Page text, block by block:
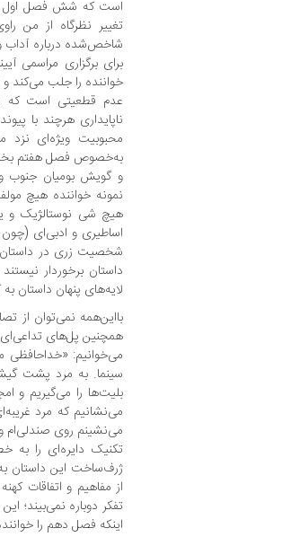
است که شش فصل اول و
تغییر نظرگاه از من
شاخص‌شده درباره‌
برای برگزاری مراسمی
خواننده را جلب می‌کند
عدم قطعیتی است که
ناپایداری هرچند با
محبوبیت ویژ‌ه‌ای نزد
به‌خصوص فصل هفتم
و گویش بومیان جنوب
نمونه خواننده هیچ
هیچ شی نوستالژیک و
اساطیری و ادبی‌ای
شخصیت زری در داستان
داستان برخوردار
لایه‌های پنهان داستان
بااین‌همه نمی‌توان از
همچنین پل‌های
می‌خوانیم: «خداحافظی
سینما. به مرد پشت
بلیت‌‌ها را می‌گیریم و
می‌نشانیم که مرد
می‌نشینم روی صندلی‌ا‌م
تکنیک دایره‌ای را به
ژرف‌ساخت این داستان
از مفاهیم و اتفاقات
تفکر دوباره‌ نمی‌بیند؛
اینکه فصل دهم را